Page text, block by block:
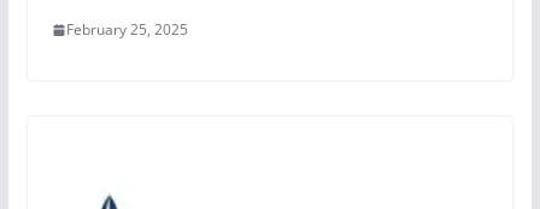
February 25, 2025